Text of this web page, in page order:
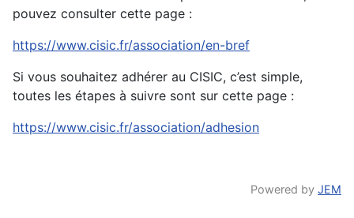
pouvez consulter cette page :
https://www.cisic.fr/association/en-bref
Si vous souhaitez adhérer au CISIC, c’est simple,
toutes les étapes à suivre sont sur cette page :
https://www.cisic.fr/association/adhesion
Powered by JEM